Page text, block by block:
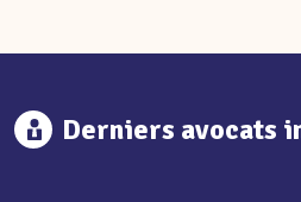
Derniers avocats